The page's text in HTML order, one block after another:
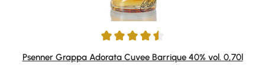
Durchschnittliche Bewertung von 4.6 von 5 Sternen
Psenner Grappa Adorata Cuvee Barrique 40% vol. 0,70l